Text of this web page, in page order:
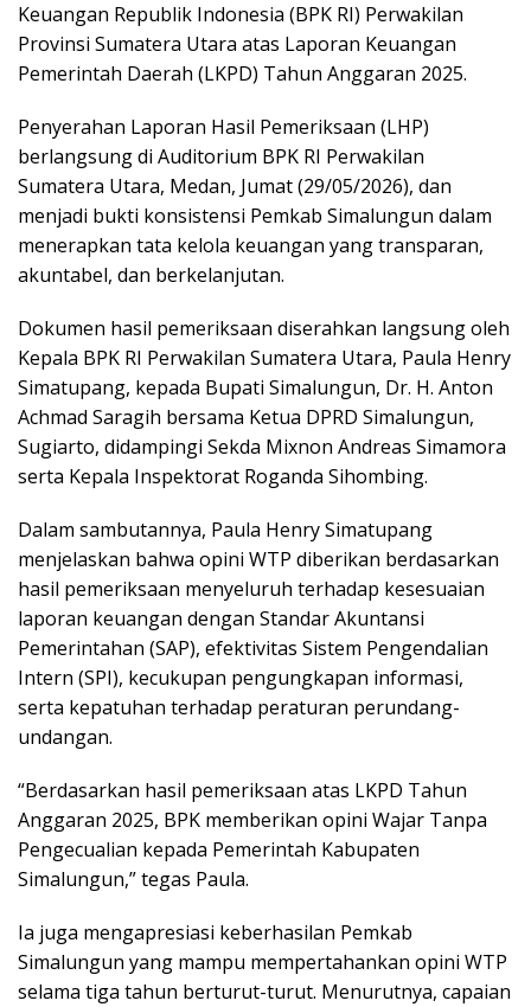
Keuangan Republik Indonesia (BPK RI) Perwakilan
Provinsi Sumatera Utara atas Laporan Keuangan
Pemerintah Daerah (LKPD) Tahun Anggaran 2025.
Penyerahan Laporan Hasil Pemeriksaan (LHP)
berlangsung di Auditorium BPK RI Perwakilan
Sumatera Utara, Medan, Jumat (29/05/2026), dan
menjadi bukti konsistensi Pemkab Simalungun dalam
menerapkan tata kelola keuangan yang transparan,
akuntabel, dan berkelanjutan.
Dokumen hasil pemeriksaan diserahkan langsung oleh
Kepala BPK RI Perwakilan Sumatera Utara, Paula Henry
Simatupang, kepada Bupati Simalungun, Dr. H. Anton
Achmad Saragih bersama Ketua DPRD Simalungun,
Sugiarto, didampingi Sekda Mixnon Andreas Simamora
serta Kepala Inspektorat Roganda Sihombing.
Dalam sambutannya, Paula Henry Simatupang
menjelaskan bahwa opini WTP diberikan berdasarkan
hasil pemeriksaan menyeluruh terhadap kesesuaian
laporan keuangan dengan Standar Akuntansi
Pemerintahan (SAP), efektivitas Sistem Pengendalian
Intern (SPI), kecukupan pengungkapan informasi,
serta kepatuhan terhadap peraturan perundang-
undangan.
“Berdasarkan hasil pemeriksaan atas LKPD Tahun
Anggaran 2025, BPK memberikan opini Wajar Tanpa
Pengecualian kepada Pemerintah Kabupaten
Simalungun,” tegas Paula.
Ia juga mengapresiasi keberhasilan Pemkab
Simalungun yang mampu mempertahankan opini WTP
selama tiga tahun berturut-turut. Menurutnya, capaian